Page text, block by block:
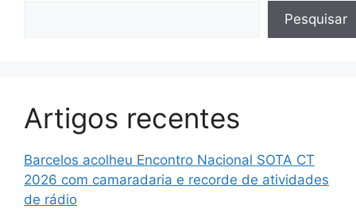
Pesquisar
Artigos recentes
Barcelos acolheu Encontro Nacional SOTA CT
2026 com camaradaria e recorde de atividades
de rádio